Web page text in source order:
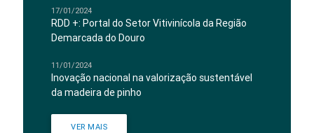
17/01/2024
RDD +: Portal do Setor Vitivinícola da Região
Demarcada do Douro
11/01/2024
Inovação nacional na valorização sustentável
da madeira de pinho
VER MAIS